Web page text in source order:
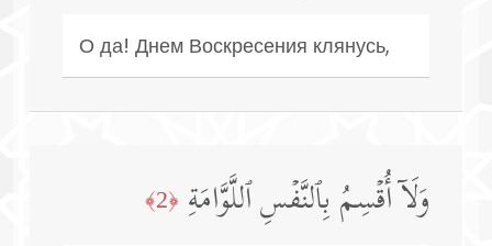
О да! Днем Воскресения клянусь,
وَلَاۤ أُقۡسِمُ بِٱلنَّفۡسِ ٱللَّوَّامَةِ ﴿2﴾